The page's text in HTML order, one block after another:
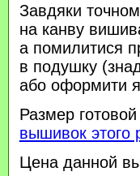
Завдяки
на канву
а помилитися
в подушку
або оформити
Размер
вышивок этого
Цена данной